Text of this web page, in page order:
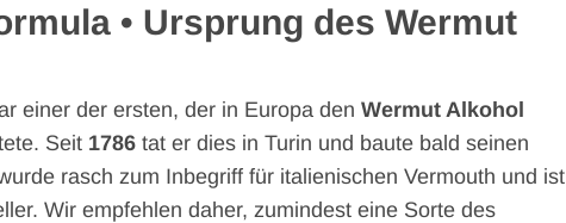
• Ursprung des Wermut
einer der ersten, der in Europa den Wermut Alkohol
Seit 1786 tat er dies in Turin und baute bald seinen
rasch zum Inbegriff für italienischen Vermouth und ist
Wir empfehlen daher, zumindest eine Sorte des